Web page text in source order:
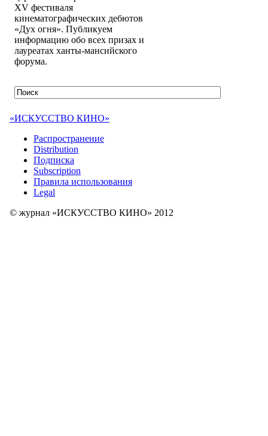
XV фестиваля
кинематографических дебютов
«Дух огня». Публикуем
информацию обо всех призах и
лауреатах ханты-мансийского
форума.
«ИСКУССТВО КИНО»
Распространение
Distribution
Подписка
Subscription
Правила использования
Legal
© журнал «ИСКУССТВО КИНО» 2012